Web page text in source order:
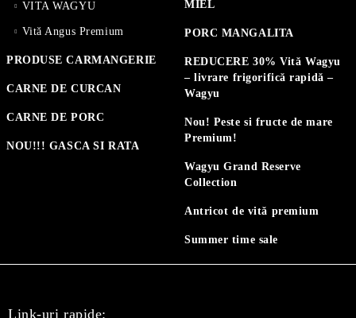
VITA WAGYU
Vită Angus Premium
PRODUSE CARMANGERIE
CARNE DE CURCAN
CARNE DE PORC
NOU!!! GASCA SI RATA
MIEL
PORC MANGALITA
REDUCERE 30% Vită Wagyu
– livrare frigorifică rapidă –
Wagyu
Nou! Peste si fructe de mare
Premium!
Wagyu Grand Reserve
Collection
Antricot de vită premium
Summer time sale
Link-uri rapide: